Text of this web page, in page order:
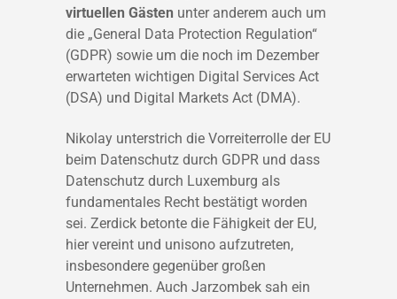
virtuellen Gästen unter anderem auch um
die „General Data Protection Regulation“
(GDPR) sowie um die noch im Dezember
erwarteten wichtigen Digital Services Act
(DSA) und Digital Markets Act (DMA).
Nikolay unterstrich die Vorreiterrolle der EU
beim Datenschutz durch GDPR und dass
Datenschutz durch Luxemburg als
fundamentales Recht bestätigt worden
sei. Zerdick betonte die Fähigkeit der EU,
hier vereint und unisono aufzutreten,
insbesondere gegenüber großen
Unternehmen. Auch Jarzombek sah ein